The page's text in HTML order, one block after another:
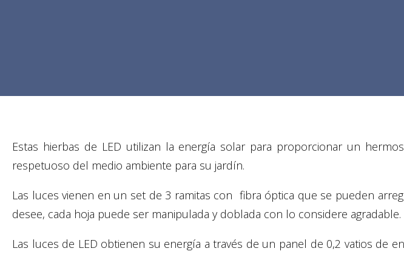
Estas hierbas de LED utilizan la energía solar para proporcionar un
respetuoso del medio ambiente para su jardín.
Las luces vienen en un set de 3 ramitas con fibra óptica que se pueden
desee, cada hoja puede ser manipulada y doblada con lo considere agradable.
Las luces de LED obtienen su energía a través de un panel de 0,2 vatios de